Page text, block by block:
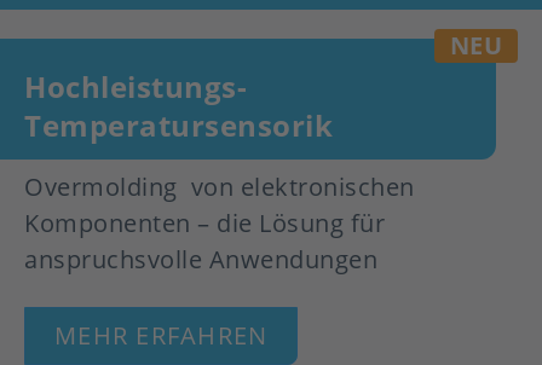
Hochleistungs-
Temperatursensorik
NEU
Overmolding von elektronischen
Komponenten – die Lösung für
anspruchsvolle Anwendungen
MEHR ERFAHREN